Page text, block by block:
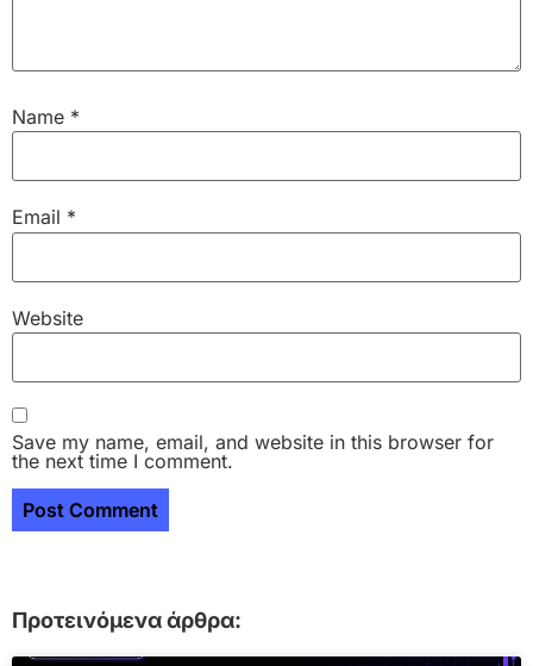
Name *
Email *
Website
Save my name, email, and website in this browser for
the next time I comment.
Προτεινόμενα άρθρα: